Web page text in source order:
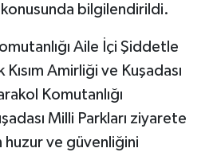
konusunda bilgilendirildi.
Aile İçi Şiddetle
Amirliği ve Kuşadası
Komutanlığı
Milli Parkları ziyarete
huzur ve güvenliğini